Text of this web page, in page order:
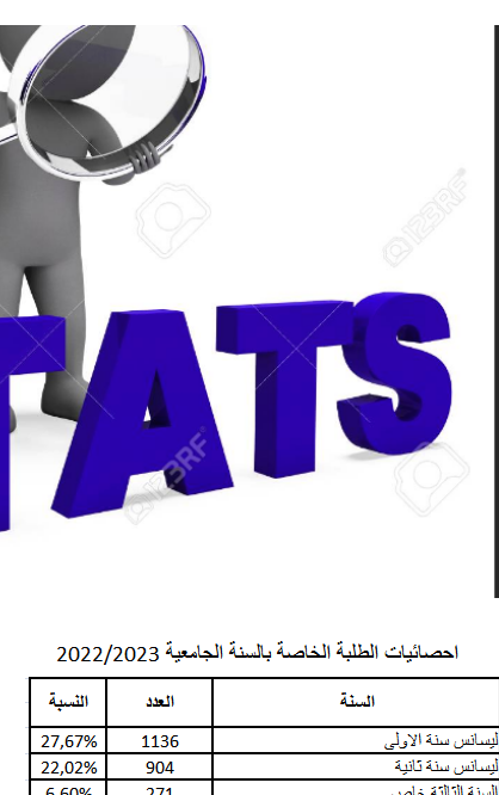
إعـــــــــــــــــــــــلان
إعـــــــــــــــــــــــلان